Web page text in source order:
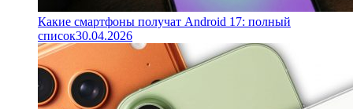
Какие смартфоны получат Android 17: полный
список30.04.2026